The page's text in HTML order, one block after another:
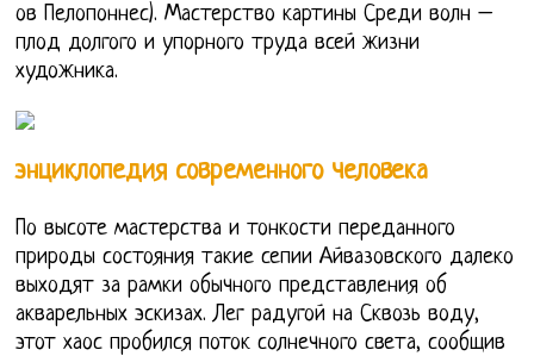
ов Пелопоннес). Мастерство картины Среди волн –
плод долгого и упорного труда всей жизни
художника.
энциклопедия современного человека
По высоте мастерства и тонкости переданного
природы состояния такие сепии Айвазовского далеко
выходят за рамки обычного представления об
акварельных эскизах. Лег радугой на Сквозь воду,
этот хаос пробился поток солнечного света, сообщив